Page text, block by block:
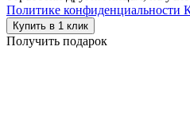
Политике конфиденциальности
Купить в 1 клик
Получить подарок